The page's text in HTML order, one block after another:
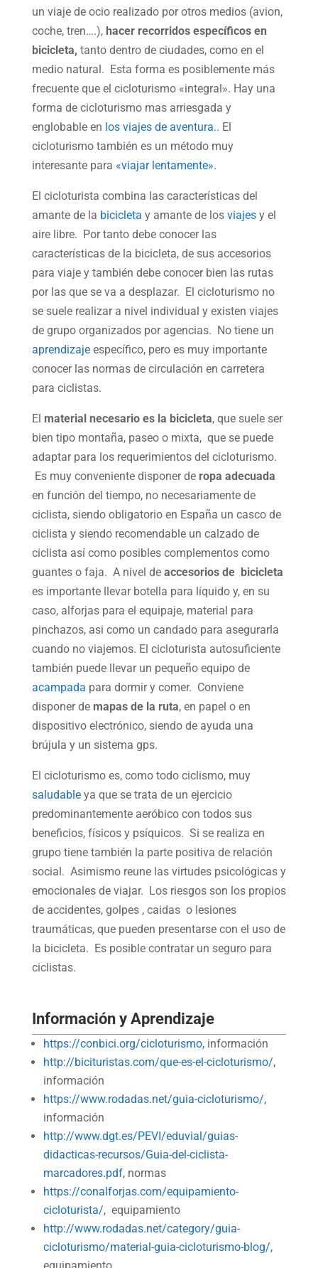
un viaje de ocio realizado por otros medios (avion,
coche, tren….), hacer recorridos específicos en
bicicleta, tanto dentro de ciudades, como en el
medio natural. Esta forma es posiblemente más
frecuente que el cicloturismo «integral». Hay una
forma de cicloturismo mas arriesgada y
englobable en los viajes de aventura.. El
cicloturismo también es un método muy
interesante para «viajar lentamente».
El cicloturista combina las características del
amante de la bicicleta y amante de los viajesy el
aire libre. Por tanto debe conocer las
características de la bicicleta, de sus accesorios
para viaje y también debe conocer bien las rutas
por las que se va a desplazar. El cicloturismo no
se suele realizar a nivel individual y existen viajes
de grupo organizados por agencias. No tiene un
aprendizajeespecífico, pero es muy importante
conocer las normas de circulación en carretera
para ciclistas.
El material necesario es la bicicleta, que suele ser
bien tipo montaña, paseo o mixta, que se puede
adaptar para los requerimientos del cicloturismo.
Es muy conveniente disponer de ropa adecuada
en función del tiempo, no necesariamente de
ciclista, siendo obligatorio en España un casco de
ciclista y siendo recomendable un calzado de
ciclista así como posibles complementos como
guantes o faja. A nivel de accesorios de bicicleta
es importante llevar botella para líquido y, en su
caso, alforjas para el equipaje, material para
pinchazos, asi como un candado para asegurarla
cuando no viajemos. El cicloturista autosuficiente
también puede llevar un pequeño equipo de
acampada para dormir y comer. Conviene
disponer de mapas de la ruta, en papel o en
dispositivo electrónico, siendo de ayuda una
brújula y un sistema gps.
El cicloturismo es, como todo ciclismo, muy
saludableya que se trata de un ejercicio
predominantemente aeróbico con todos sus
beneficios, físicos y psíquicos. Si se realiza en
grupo tiene también la parte positiva de relación
social. Asimismo reune las virtudes psicológicas y
emocionales de viajar. Los riesgos son los propios
de accidentes, golpes , caidas o lesiones
traumáticas, que pueden presentarse con el uso de
la bicicleta. Es posible contratar un seguro para
ciclistas.
Información y Aprendizaje
https://conbici.org/cicloturismo,información
http://bicituristas.com/que-es-el-cicloturismo/,
información
https://www.rodadas.net/guia-cicloturismo/,
información
http://www.dgt.es/PEVI/eduvial/guias-
didacticas-recursos/Guia-del-ciclista-
marcadores.pdf, normas
https://conalforjas.com/equipamiento-
cicloturista/, equipamiento
http://www.rodadas.net/category/guia-
cicloturismo/material-guia-cicloturismo-blog/,